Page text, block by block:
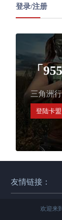
登录/注册
「
三角洲
登陆卡盟
友情链接：
欢迎来